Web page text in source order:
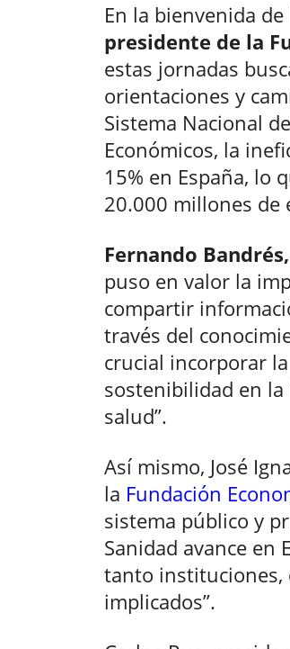
En la bienvenida
presidente de la
estas jornadas
orientaciones y
Sistema Nacional
Económicos, la
15% en España, lo
20.000 millones de
Fernando
puso en valor la
compartir
través del
crucial incorporar
sostenibilidad en
salud”.
Así mismo, José
la Fundación
sistema público y
Sanidad avance en
tanto instituciones,
implicados”.